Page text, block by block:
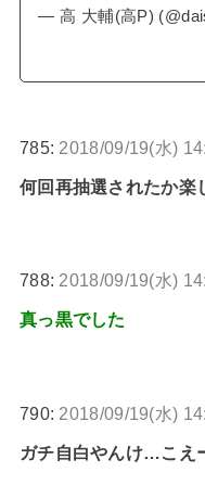
— 高 大輔(高P)
785: 2018/09/19(水)
何回再抽選されたか楽
788: 2018/09/19(水)
真っ黒でした
790: 2018/09/19(水)
ガチ自白やんけ…こえ